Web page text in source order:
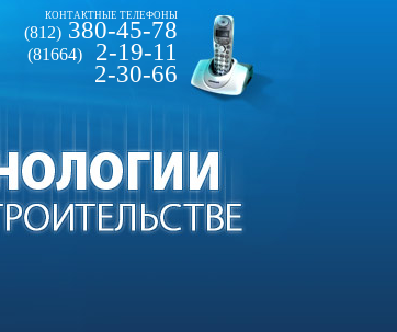
КОНТАКТНЫЕ ТЕЛЕФОНЫ
(812) 380-45-78
(81664)
2-19-11
2-30-66